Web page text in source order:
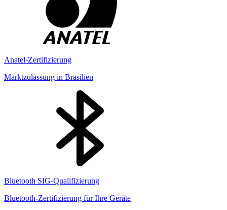
Anatel-Zertifizierung
Marktzulassung in Brasilien
Bluetooth SIG-Qualifizierung
Bluetooth-Zertifizierung für Ihre Geräte